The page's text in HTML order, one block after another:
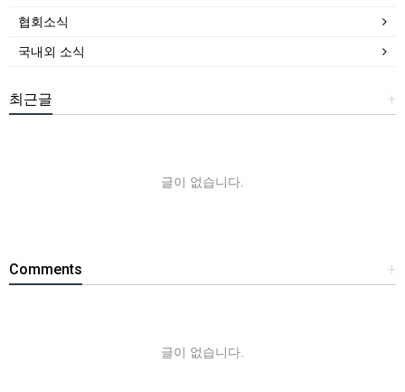
협회소식
국내외 소식
+
최근글
글이 없습니다.
+
Comments
글이 없습니다.